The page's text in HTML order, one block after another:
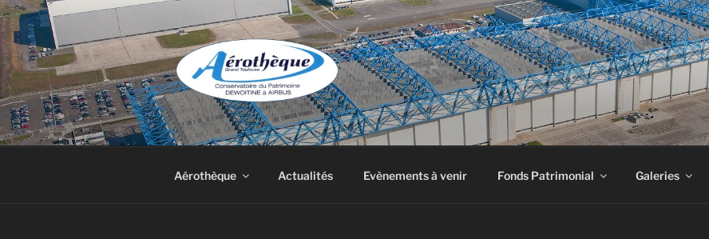
Aller
au
contenu
principal
DE DEWOITINE À AIRBUS
Aérothèque Actualités Evènements à venir Fonds Patrimonial Galeries